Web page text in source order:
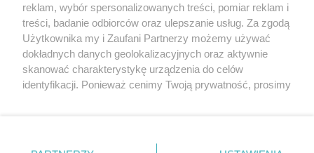
Nie zapomnij
zapoznać się z:
polityką prywatności regulamin korzystania z portali
Twojemiasto
Piekary Śląskie
Chorzów
Tarnowskie Góry
Skontaktuj sięz nami
Kontakt
Wydawca
Redakcja
reklam, wybór spersonalizowanych treści, pomiar reklam i
treści, badanie odbiorców oraz ulepszanie usług. Za zgodą
Użytkownika my i Zaufani Partnerzy możemy używać
dokładnych danych geolokalizacyjnych oraz aktywnie
skanować charakterystykę urządzenia do celów
identyfikacji. Ponieważ cenimy Twoją prywatność, prosimy
prywatności znajdujący się w lewym dolnym rogu strony